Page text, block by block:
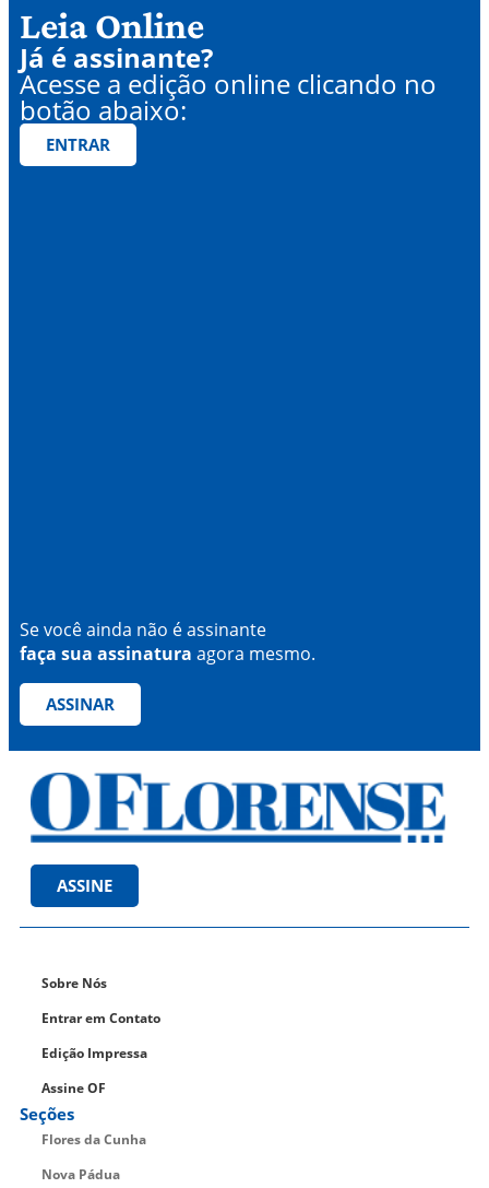
Leia Online
Já é assinante?
Acesse a edição online clicando no
botão abaixo:
ENTRAR
Se você ainda não é assinante
faça sua assinatura agora mesmo.
ASSINAR
ASSINE
Sobre Nós
Entrar em Contato
Edição Impressa
Assine OF
Seções
Flores da Cunha
Nova Pádua